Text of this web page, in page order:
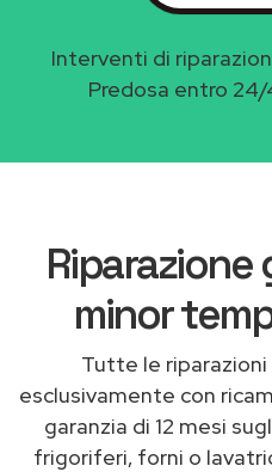
Interventi di
Predosa entro
minor
Tutte le
esclusivamente con
garanzia di 12 mesi
frigoriferi, forni o